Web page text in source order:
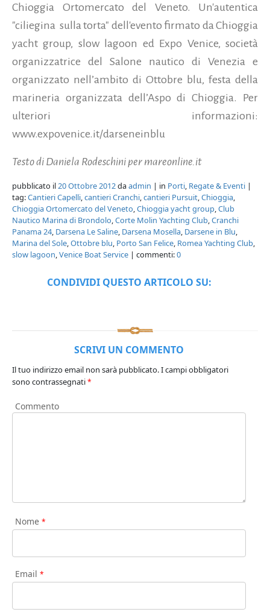
Chioggia Ortomercato del Veneto. Un'autentica
"ciliegina sulla torta" dell'evento firmato da Chioggia
yacht group, slow lagoon ed Expo Venice, società
organizzatrice del Salone nautico di Venezia e
organizzato nell’ambito di Ottobre blu, festa della
marineria organizzata dell’Aspo di Chioggia. Per
ulteriori informazioni:
www.expovenice.it/darseneinblu
Testo di Daniela Rodeschini per mareonline.it
pubblicato il20 Ottobre 2012daadmin | in Porti, Regate & Eventi |
tag:Cantieri Capelli,cantieri Cranchi,cantieri Pursuit,Chioggia,
Chioggia Ortomercato del Veneto,Chioggia yacht group,Club
Nautico Marina di Brondolo,Corte Molin Yachting Club,Cranchi
Panama 24, Darsena Le Saline, Darsena Mosella, Darsene in Blu,
Marina del Sole,Ottobre blu, Porto San Felice, Romea Yachting Club,
slow lagoon,Venice Boat Service | commenti:0
CONDIVIDI QUESTO ARTICOLO SU:
SCRIVI UN COMMENTO
Il tuo indirizzo email non sarà pubblicato.I campi obbligatori
sono contrassegnati*
Commento
Nome *
Email *